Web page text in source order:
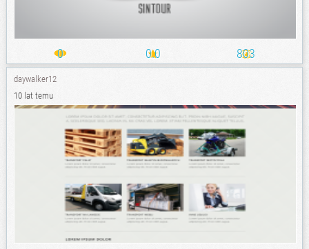
0 0.0 803
daywalker12
10 lat temu